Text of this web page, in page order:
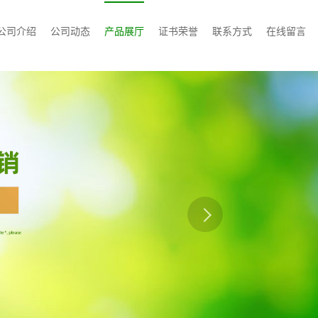
司介绍 公司动态 产品展厅 证书荣誉 联系方式 在线留言